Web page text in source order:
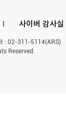
사이버 감사실
: 02-311-5114(ARS)
Reserved.